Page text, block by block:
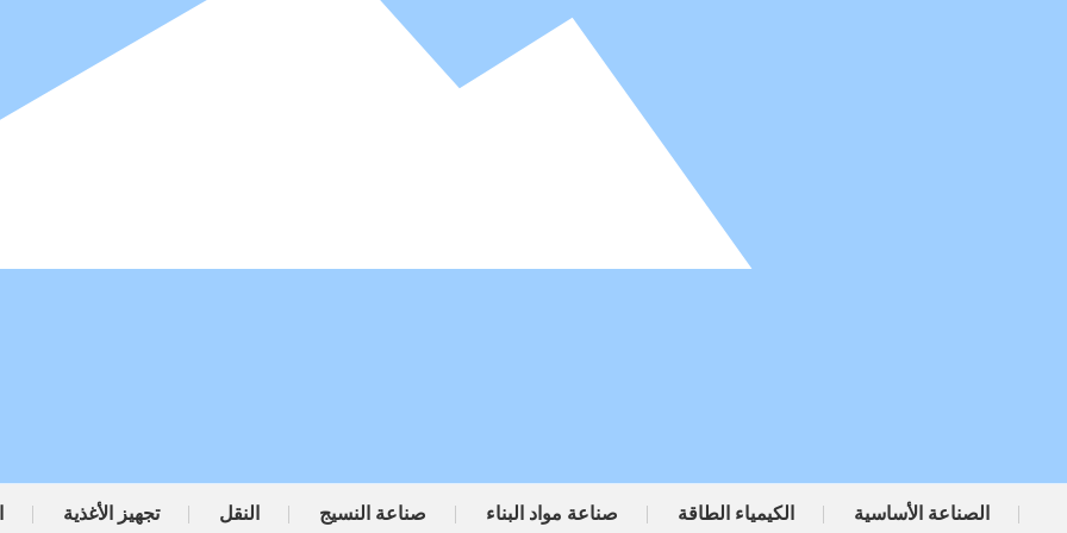
الصناعة الأساسية الكيمياء الطاقة صناعة مواد البناء صناعة النسيج النقل تجهيز الأغذية